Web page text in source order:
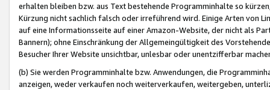
erhalten bleiben bzw. aus Text bestehende Programminhalte so
Kürzung nicht sachlich falsch oder irreführend wird. Einige Arten von
auf eine Informationsseite auf einer Amazon-Website, der nicht als
Bannern); ohne Einschränkung der Allgemeingültigkeit des
Besucher Ihrer Website unsichtbar, unlesbar oder unentzifferbar
(b) Sie werden Programminhalte bzw. Anwendungen, die
anzeigen, weder verkaufen noch weiterverkaufen, weitergeben,